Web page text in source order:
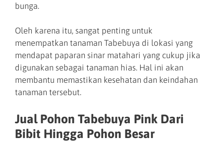
bunga.
Oleh karena itu, sangat penting untuk
menempatkan tanaman Tabebuya di lokasi yang
mendapat paparan sinar matahari yang cukup jika
digunakan sebagai tanaman hias. Hal ini akan
membantu memastikan kesehatan dan keindahan
tanaman tersebut.
Jual Pohon Tabebuya Pink Dari
Bibit Hingga Pohon Besar